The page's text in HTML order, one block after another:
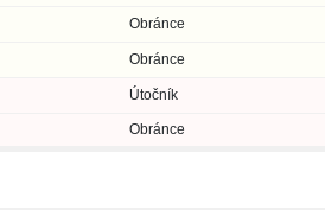
Obránce
Obránce
Útočník
Obránce